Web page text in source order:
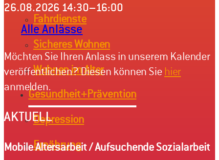
Fahrdienste
Sicheres Wohnen
Wohnen im Alter
Gesundheit+Prävention
Depression
Ernährung
26.08.2026 14:30–16:00
Alle Anlässe
Möchten Sie Ihren Anlass in unserem Kalender
veröffentlichen? Diesen können Sie hier
anmelden.
AKTUELL
Mobile Altersarbeit / Aufsuchende Sozialarbeit